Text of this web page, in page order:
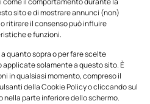
sito e di mostrare annunci (non)
ritirare il consenso può influire
e funzioni.
quanto sopra o per fare scelte
solamente a questo sito. È
in qualsiasi momento, compreso il
della Cookie Policy o cliccando sul
parte inferiore dello schermo.